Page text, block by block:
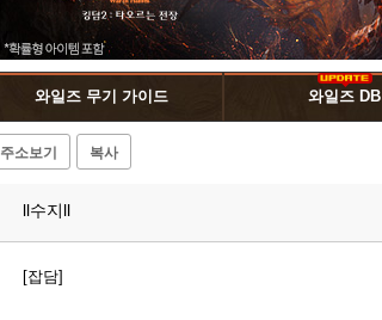
와일즈 무기 가이드 와일즈 DB
주소보기 복사
ll수지ll
[잡담]